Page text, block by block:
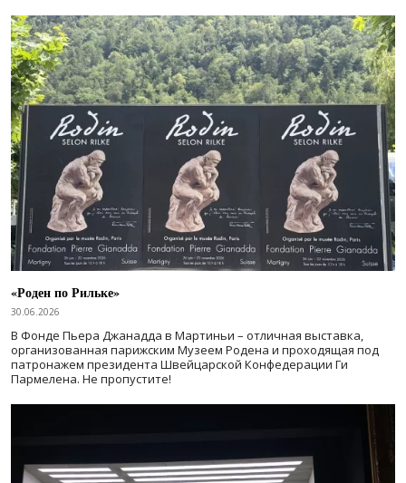
«Роден по Рильке»
30.06.2026
В Фонде Пьера Джанадда в Мартиньи – отличная выставка,
организованная парижским Музеем Родена и проходящая под
патронажем президента Швейцарской Конфедерации Ги
Пармелена. Не пропустите!